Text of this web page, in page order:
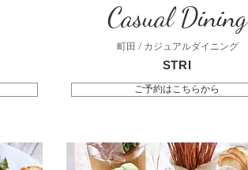
Casual Dining
町田 / カジュアルダイニング
STRI
ご予約はこちらから